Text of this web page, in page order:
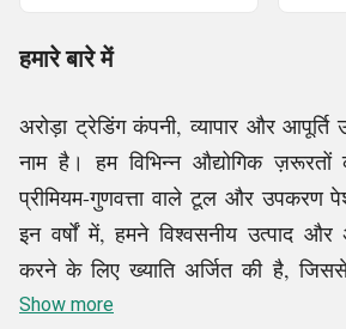
हमारे बारे में
अरोड़ा ट्रेडिंग कंपनी, व्यापार और आपूर्ति
नाम है। हम विभिन्न औद्योगिक
प्रीमियम-गुणवत्ता वाले टूल और उपकरण
इन वर्षों में, हमने विश्वसनीय उत्पाद और
करने के लिए ख्याति अर्जित की है, जिससे
पसंदीदा आपूर्तिकर्ता
Show more